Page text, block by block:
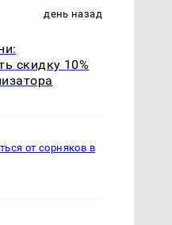
день назад
скидку 10%
от сорняков в